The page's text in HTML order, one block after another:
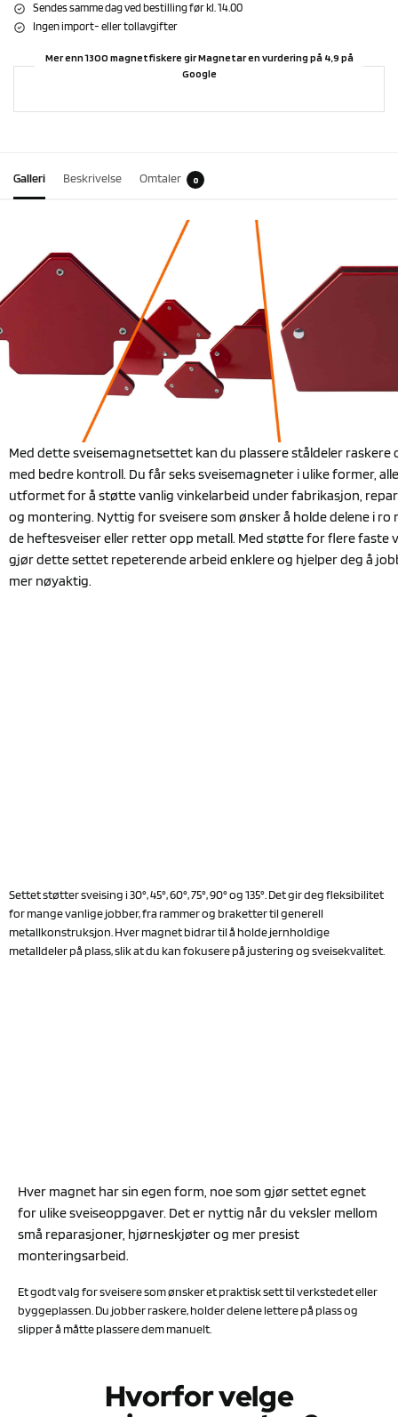
Sendes samme dag ved bestilling før kl. 14.00
Ingen import- eller tollavgifter
Mer enn 1300 magnetfiskere gir Magnetar en vurdering på 4,9 på
Google
Galleri Beskrivelse Omtaler 0
Med dette sveisemagnetsettet kan du plassere ståldeler raskere
med bedre kontroll. Du får seks sveisemagneter i ulike former, alle
utformet for å støtte vanlig vinkelarbeid under fabrikasjon,
og montering. Nyttig for sveisere som ønsker å holde delene i ro
de heftesveiser eller retter opp metall. Med støtte for flere faste
gjør dette settet repeterende arbeid enklere og hjelper deg å
mer nøyaktig.
Settet støtter sveising i 30°, 45°, 60°, 75°, 90° og 135°. Det gir deg fleksibilitet
for mange vanlige jobber, fra rammer og braketter til generell
metallkonstruksjon. Hver magnet bidrar til å holde jernholdige
metalldeler på plass, slik at du kan fokusere på justering og sveisekvalitet.
Hver magnet har sin egen form, noe som gjør settet egnet
for ulike sveiseoppgaver. Det er nyttig når du veksler mellom
små reparasjoner, hjørneskjøter og mer presist
monteringsarbeid.
Et godt valg for sveisere som ønsker et praktisk sett til verkstedet eller
byggeplassen. Du jobber raskere, holder delene lettere på plass og
slipper å måtte plassere dem manuelt.
Hvorfor velge